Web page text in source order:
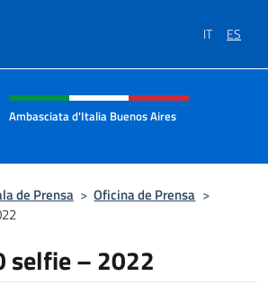
IT ES
del sitio web,
Ambasciata d'Italia Buenos Aires
de Prensa > Oficina de Prensa >
selfie – 2022